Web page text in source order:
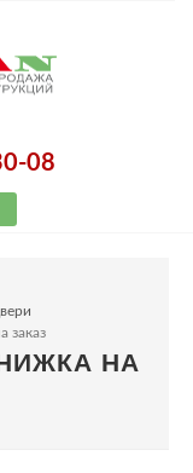
08
заказ
НА